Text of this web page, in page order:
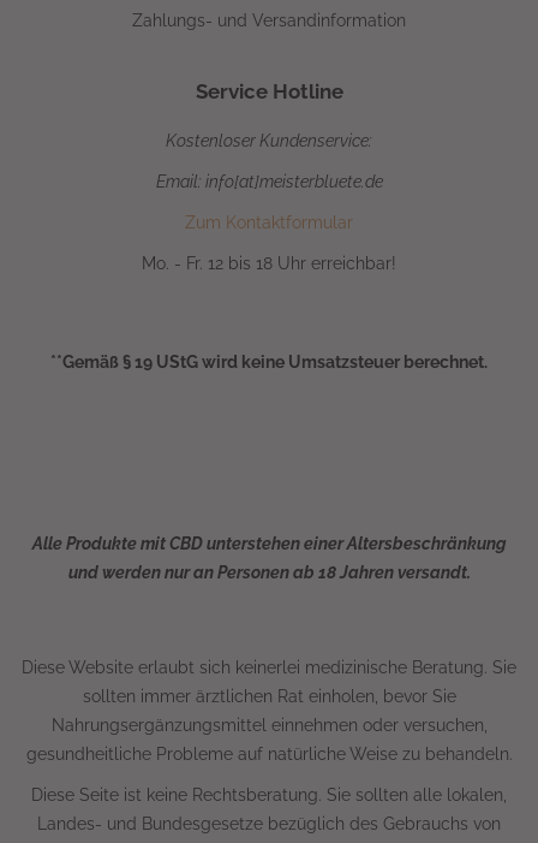
Zahlungs- und Versandinformation
Service Hotline
Kostenloser Kundenservice:
Email: info[at]meisterbluete.de
Zum Kontaktformular
Mo. - Fr. 12 bis 18 Uhr erreichbar!
**Gemäß § 19 UStG wird keine Umsatzsteuer berechnet.
Alle Produkte mit CBD unterstehen einer Altersbeschränkung
und werden nur an Personen ab 18 Jahren versandt.
Diese Website erlaubt sich keinerlei medizinische Beratung. Sie
sollten immer ärztlichen Rat einholen, bevor Sie
Nahrungsergänzungsmittel einnehmen oder versuchen,
gesundheitliche Probleme auf natürliche Weise zu behandeln.
Diese Seite ist keine Rechtsberatung. Sie sollten alle lokalen,
Landes- und Bundesgesetze bezüglich des Gebrauchs von